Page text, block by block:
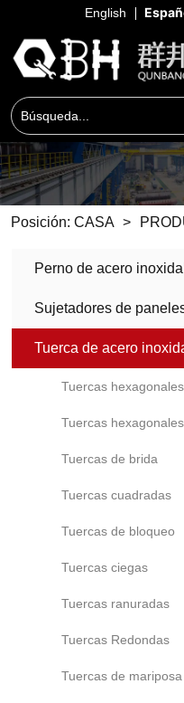
English
Posición: CASA >
Perno de acero
Sujetadores de
Tuerca de acero
Tuercas hexagonales
Tuercas
Tuercas de brida
Tuercas cuadradas
Tuercas de bloqueo
Tuercas ciegas
Tuercas ranuradas
Tuercas Redondas
Tuercas de mariposa